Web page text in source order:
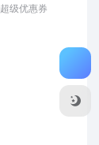
超级优惠券